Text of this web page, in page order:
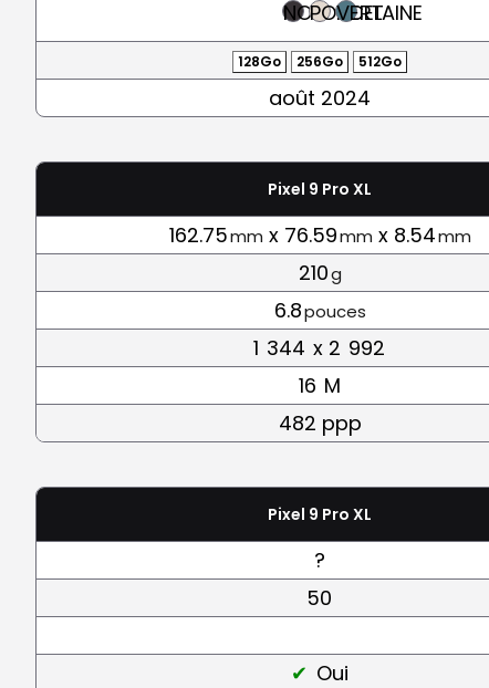
NOIRPORCELAINE
VERT
128Go 256Go 512Go
août 2024
Pixel 9 Pro XL
162.75mm x 76.59mm x 8.54mm
210g
6.8pouces
1 344 x 2 992
16 M
482 ppp
Pixel 9 Pro XL
?
50
Oui